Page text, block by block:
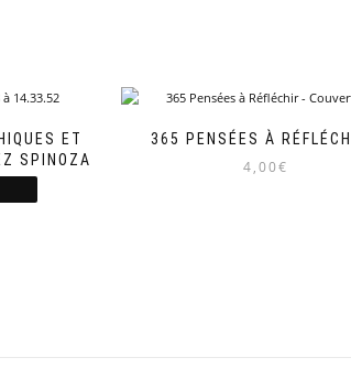
ET
SPINOZA
365 PENSÉES À
4,00€